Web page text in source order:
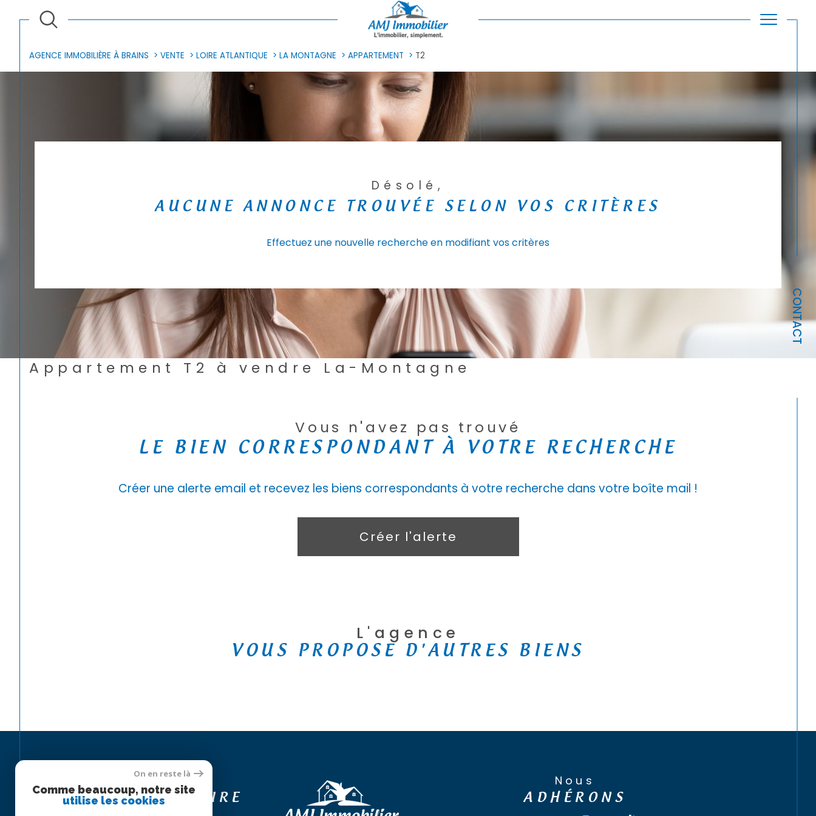
CONTACT
AGENCE IMMOBILIÈRE À BRAINS VENTE LOIRE ATLANTIQUE LA MONTAGNE APPARTEMENT T2
Désolé,
AUCUNE ANNONCE TROUVÉE SELON VOS CRITÈRES
Effectuez une nouvelle recherche en modifiant vos critères
Appartement T2 à vendre La-Montagne
Vous n'avez pas trouvé
LE BIEN CORRESPONDANT À VOTRE RECHERCHE
Créer une alerte email et recevez les biens correspondants à votre recherche dans votre boîte mail !
Créer l'alerte
L'agence
VOUS PROPOSE D'AUTRES BIENS
Espace
PROPRIÉTAIRE
Nous
ADHÉRONS
On en reste là
Comme beaucoup, notre site
utilise les cookies